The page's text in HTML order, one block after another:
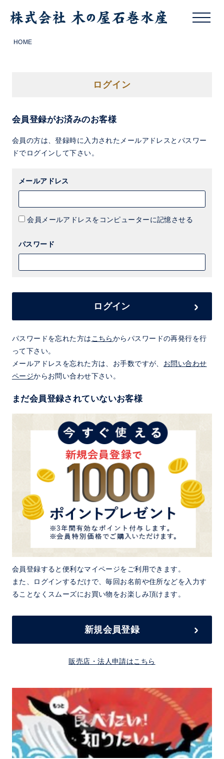
HOME
ログイン
会員登録がお済みのお客様
会員の方は、登録時に入力されたメールアドレスとパスワー
ドでログインして下さい。
メールアドレス
会員メールアドレスをコンピューターに記憶させる
パスワード
ログイン
パスワードを忘れた方は こちらからパスワードの再発行を行
って下さい。
メールアドレスを忘れた方は、お手数ですが、 お問い合わせ
ページからお問い合わせ下さい。
まだ会員登録されていないお客様
会員登録すると便利なマイページをご利用できます。
また、ログインするだけで、毎回お名前や住所などを入力す
ることなくスムーズにお買い物をお楽しみ頂けます。
新規会員登録
販売店・法人申請はこちら